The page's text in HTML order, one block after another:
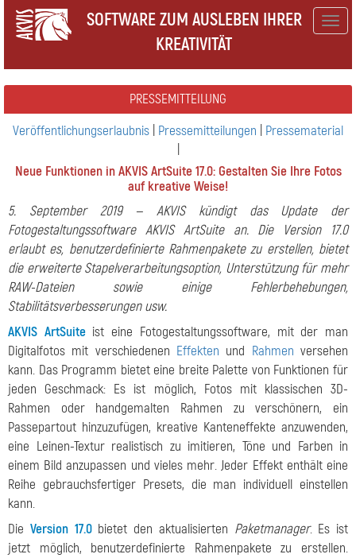
SOFTWARE ZUM AUSLEBEN IHRER
KREATIVITÄT
PRESSEMITTEILUNG
Veröffentlichungserlaubnis Pressemitteilungen
Pressematerial
Neue Funktionen in AKVIS ArtSuite 17.0: Gestalten Sie Ihre Fotos
auf kreative Weise!
5. September 2019 — AKVIS kündigt das Update der
Fotogestaltungssoftware AKVIS ArtSuite an. Die Version 17.0
erlaubt es, benutzerdefinierte Rahmenpakete zu erstellen, bietet
die erweiterte Stapelverarbeitungsoption, Unterstützung für mehr
RAW-Dateien sowie einige Fehlerbehebungen,
Stabilitätsverbesserungen usw.
AKVIS ArtSuiteist eine Fotogestaltungssoftware, mit der man
Digitalfotos mit verschiedenen Effekten und Rahmen versehen
kann. Das Programm bietet eine breite Palette von Funktionen für
jeden Geschmack: Es ist möglich, Fotos mit klassischen 3D-
Rahmen oder handgemalten Rahmen zu verschönern, ein
Passepartout hinzuzufügen, kreative Kanteneffekte anzuwenden,
eine Leinen-Textur realistisch zu imitieren, Töne und Farben in
einem Bild anzupassen und vieles mehr. Jeder Effekt enthält eine
Reihe gebrauchsfertiger Presets, die man individuell einstellen
kann.
Die Version 17.0bietet den aktualisierten Paketmanager. Es ist
jetzt möglich, benutzerdefinierte Rahmenpakete zu erstellen.